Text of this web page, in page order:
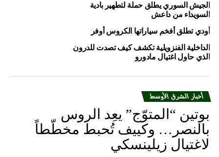
@DonnaVekicwill face
in the
@CitiOpenfinal on
Tops Zheng 7-5, 6-3
pic.twitter.com/SQXNFAmHic
الجيش السوري يطلق حملة لتطهير بادية
السويداء من داعش
أودي تطلق أفخم سياراتها الكروس أوفر
الداخلية الفنزويلية تكشف كيف تصدت للدرون
الذي حاول اغتيال مادورو
أخبار الشرق الأوسط
بوتين “المتوّج” يعِد الروس
بالنصر… وكييف تُحبط مخطّطاً
لاغتيال زيلينسكي